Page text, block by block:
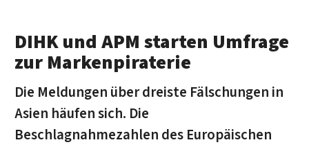
DIHK und APM starten Umfrage
zur Markenpiraterie
Die Meldungen über dreiste Fälschungen in
Asien häufen sich. Die
Beschlagnahmezahlen des Europäischen